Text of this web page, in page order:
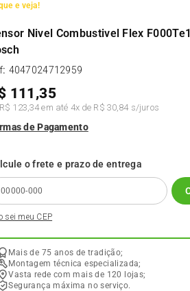
e veja!
Nivel Combustivel Flex
: 4047024712959
111,35
R$ 123,34em até 4x de R$ 30,84s/juros
de Pagamento
o frete e prazo de entrega
sei meu CEP
Mais de 75 anos de tradição;
Montagem técnica especializada;
Vasta rede com mais de 120 lojas;
Segurança máxima no serviço.
4 Pneu Xbri Aro 13
65r15
60r15
55r16